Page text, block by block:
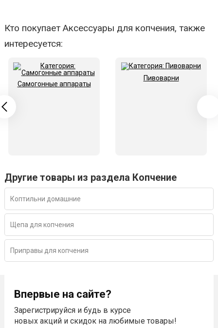
Кто покупает Аксессуары для копчения, также
интересуется:
Самогонные аппараты
Пивоварни
Другие товары из раздела Копчение
Коптильни домашние
Щепа для копчения
Приправы для копчения
Впервые на сайте?
Зарегистрируйся и будь в курсе
новых акций и скидок на любимые товары!